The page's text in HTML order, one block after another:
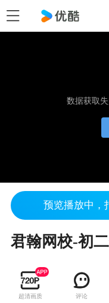
数据获取
预览播放中，
超清画质 评论